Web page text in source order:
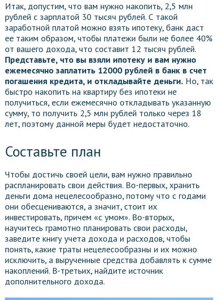
Итак, допустим, что вам нужно накопить, 2,5 млн
рублей с зарплатой 30 тысяч рублей. С такой
заработной платой можно взять ипотеку, банк даст
ее таким образом, чтобы платежи были не более 40%
от вашего дохода, что составит 12 тысяч рублей.
Представьте, что вы взяли ипотеку и вам нужно
ежемесячно заплатить 12000 рублей в банк в счет
погашения кредита, и откладывайте деньги. Но, так
быстро накопить на квартиру без ипотеки не
получиться, если ежемесячно откладывать указанную
сумму, то получить 2,5 млн рублей только через 18
лет, поэтому данной меры будет недостаточно.
Составьте план
Чтобы достичь своей цели, вам нужно правильно
распланировать свои действия. Во-первых, хранить
деньги дома нецелесообразно, потому что с годами
они обесцениваются, а значит, стоит их
инвестировать, причем «с умом». Во-вторых,
научитесь грамотно планировать свои расходы,
заведите книгу учета дохода и расходов, чтобы
понять, какие траты нецелесообразны и их можно
исключить, а вырученные средства добавлять к сумме
накоплений. В-третьих, найдите источник
дополнительного дохода.